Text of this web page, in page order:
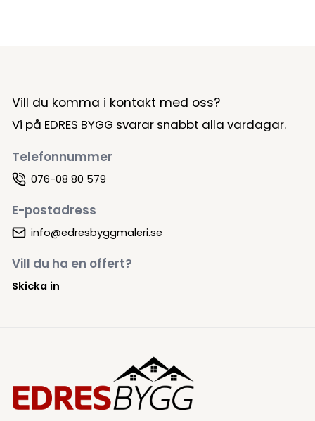
Vill du komma i kontakt med oss?
Vi på EDRES BYGG svarar snabbt alla vardagar.
Telefonnummer
076-08 80 579
E-postadress
info@edresbyggmaleri.se
Vill du ha en offert?
Skicka in